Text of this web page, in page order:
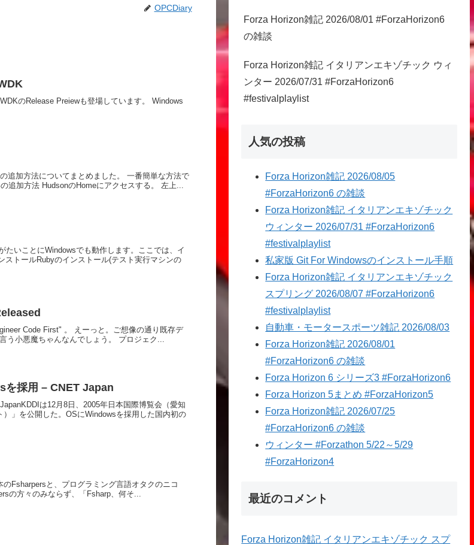
OPCDiary
のRelease Preiewも登場しています。 Windows
追加方法についてまとめました。 一番簡単な方法で
加方法 HudsonのHomeにアクセスする。 左上...
いことにWindowsでも動作します。ここでは、イ
トールRubyのインストール(テスト実行マシンの
Code First" 。 えーっと。ご想像の通り既存デ
う小悪魔ちゃんなんでしょう。 プロジェク...
を採用 – CNET Japan
は12月8日、2005年日本国際博覧会（愛知
」を公開した。OSにWindowsを採用した国内初の
Fsharpersと、プログラミング言語オタクのニコ
の方々のみならず、「Fsharp、何そ...
Forza Horizon雑記 2026/08/01 #ForzaHorizon6
の雑談
Forza Horizon雑記 イタリアンエキゾチック ウィ
ンター 2026/07/31 #ForzaHorizon6
#festivalplaylist
人気の投稿
Forza Horizon雑記 2026/08/05
#ForzaHorizon6 の雑談
Forza Horizon雑記 イタリアンエキゾチック
ウィンター 2026/07/31 #ForzaHorizon6
#festivalplaylist
私家版 Git For Windowsのインストール手順
Forza Horizon雑記 イタリアンエキゾチック
スプリング 2026/08/07 #ForzaHorizon6
#festivalplaylist
自動車・モータースポーツ雑記 2026/08/03
Forza Horizon雑記 2026/08/01
#ForzaHorizon6 の雑談
Forza Horizon 6 シリーズ3 #ForzaHorizon6
Forza Horizon 5まとめ #ForzaHorizon5
Forza Horizon雑記 2026/07/25
#ForzaHorizon6 の雑談
ウィンター #Forzathon 5/22～5/29
#ForzaHorizon4
最近のコメント
Forza Horizon雑記 イタリアンエキゾチック スプ